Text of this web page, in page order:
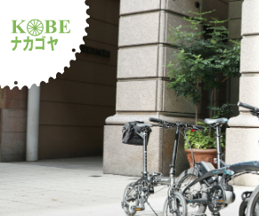
ルショップナカゴヤ